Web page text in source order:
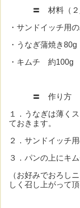
〓 材料（２
・サンドイッチ用
・うなぎ蒲焼き
・キムチ 約100g
〓 作り方
１．うなぎは薄く
ておきます。
２．サンドイッチ
３．パンの上にキ
（お好みでおろし
しく召し上がって頂